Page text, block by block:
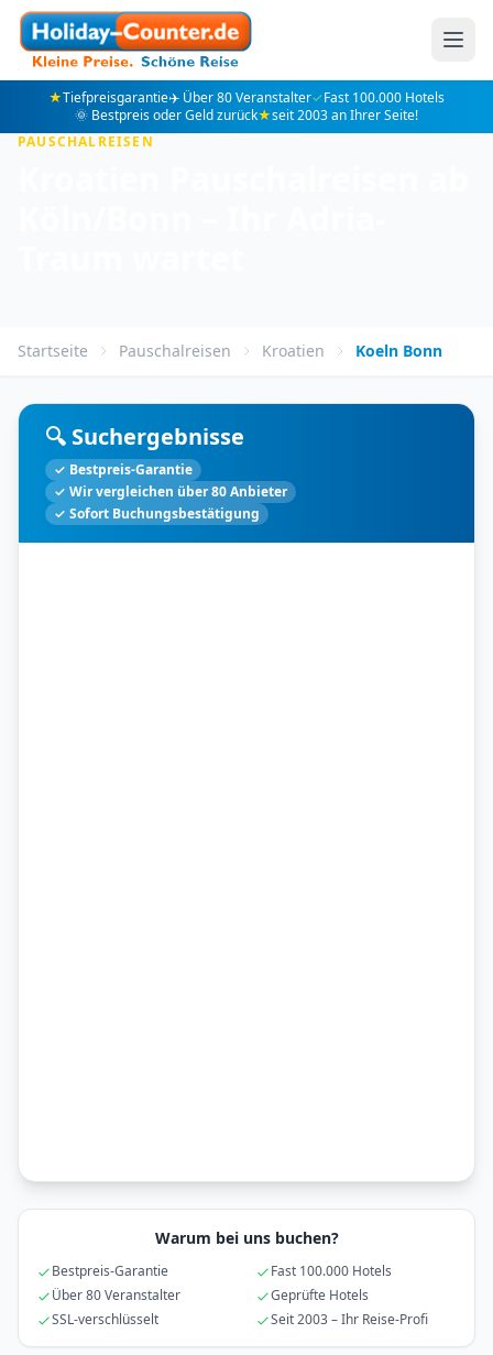
★Tiefpreisgarantie✈️ Über 80 Veranstalter✓Fast 100.000 Hotels
🌞 Bestpreis oder Geld zurück★seit 2003 an Ihrer Seite!
PAUSCHALREISEN
Startseite Pauschalreisen Kroatien Koeln Bonn
🔍 Suchergebnisse
✓ Bestpreis-Garantie
✓ Wir vergleichen über 80 Anbieter
✓ Sofort Buchungsbestätigung
Warum bei uns buchen?
Bestpreis-Garantie
Fast 100.000 Hotels
Über 80 Veranstalter
Geprüfte Hotels
SSL-verschlüsselt
Seit 2003 – Ihr Reise-Profi